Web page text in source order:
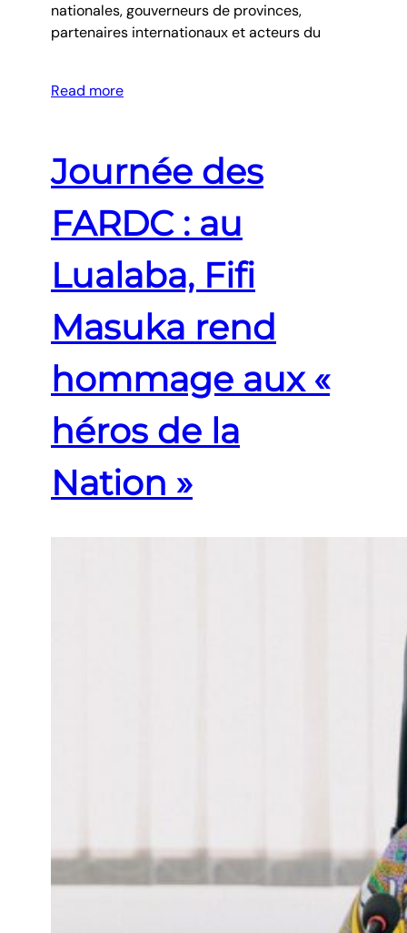
nationales, gouverneurs de provinces,
partenaires internationaux et acteurs du
Read more
Journée des
FARDC : au
Lualaba, Fifi
Masuka rend
hommage aux «
héros de la
Nation »